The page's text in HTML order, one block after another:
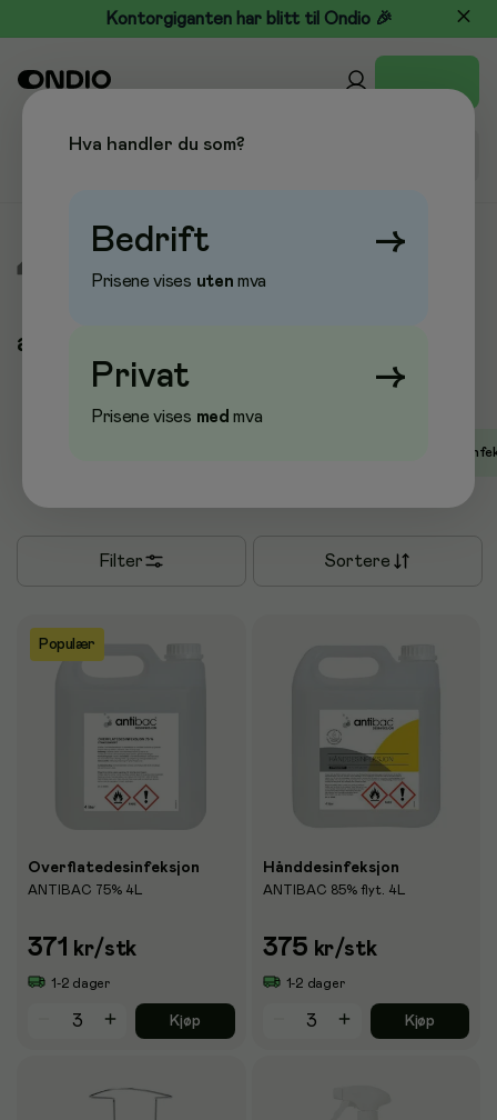
Kontorgiganten har blitt til Ondio 🎉
antibac
Filter Sortere
Populær
Overflatedesinfeksjon
ANTIBAC 75% 4L
371 kr/stk
1-2 dager
Kjøp
Hånddesinfeksjon
ANTIBAC 85% flyt. 4L
375 kr/stk
1-2 dager
Kjøp
Hva handler du som?
Bedrift →
Prisene vises uten mva
Privat →
Prisene vises med mva